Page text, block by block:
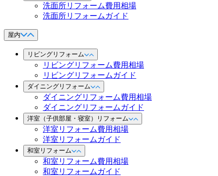
洗面所リフォーム費用相場
洗面所リフォームガイド
屋内
リビングリフォーム
リビングリフォーム費用相場
リビングリフォームガイド
ダイニングリフォーム
ダイニングリフォーム費用相場
ダイニングリフォームガイド
洋室（子供部屋・寝室）リフォーム
洋室リフォーム費用相場
洋室リフォームガイド
和室リフォーム
和室リフォーム費用相場
和室リフォームガイド